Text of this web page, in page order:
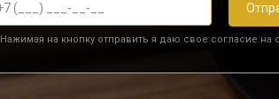
Нажимая на кнопку отправить я даю свое согласие на